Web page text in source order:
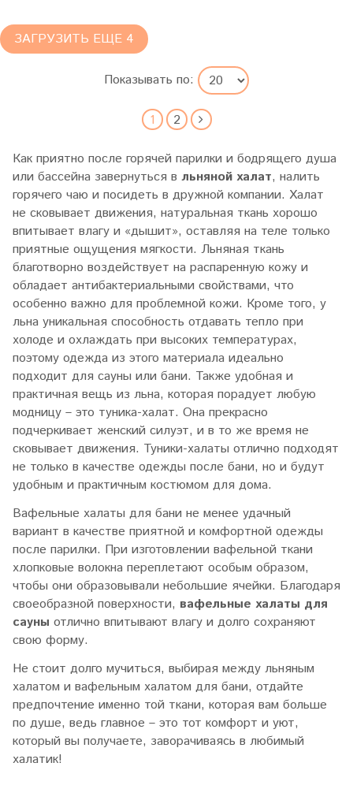
ЗАГРУЗИТЬ ЕЩЕ 4
Показывать по:
1 2
Как приятно после горячей парилки и бодрящего душа
или бассейна завернуться в льняной халат, налить
горячего чаю и посидеть в дружной компании. Халат
не сковывает движения, натуральная ткань хорошо
впитывает влагу и «дышит», оставляя на теле только
приятные ощущения мягкости. Льняная ткань
благотворно воздействует на распаренную кожу и
обладает антибактериальными свойствами, что
особенно важно для проблемной кожи. Кроме того, у
льна уникальная способность отдавать тепло при
холоде и охлаждать при высоких температурах,
поэтому одежда из этого материала идеально
подходит для сауны или бани. Также удобная и
практичная вещь из льна, которая порадует любую
модницу – это туника-халат. Она прекрасно
подчеркивает женский силуэт, и в то же время не
сковывает движения. Туники-халаты отлично подходят
не только в качестве одежды после бани, но и будут
удобным и практичным костюмом для дома.
Вафельные халаты для бани не менее удачный
вариант в качестве приятной и комфортной одежды
после парилки. При изготовлении вафельной ткани
хлопковые волокна переплетают особым образом,
чтобы они образовывали небольшие ячейки. Благодаря
своеобразной поверхности, вафельные халаты для
сауны отлично впитывают влагу и долго сохраняют
свою форму.
Не стоит долго мучиться, выбирая между льняным
халатом и вафельным халатом для бани, отдайте
предпочтение именно той ткани, которая вам больше
по душе, ведь главное – это тот комфорт и уют,
который вы получаете, заворачиваясь в любимый
халатик!